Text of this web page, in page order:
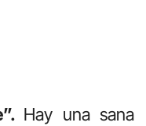
Hay una sana